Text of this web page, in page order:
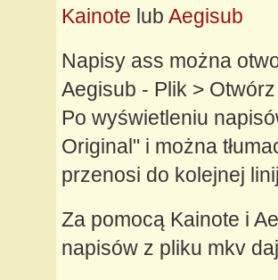
Kainote lub Aegisub
Napisy ass można
Aegisub - Plik >
Po wyświetleniu
Original" i można
przenosi do kolejnej
Za pomocą Kainote i
napisów z pliku mkv